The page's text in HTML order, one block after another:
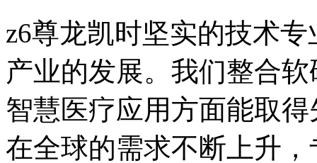
z6尊龙凯时坚实的技术
产业的发展。我们整合
智慧医疗应用方面能取
在全球的需求不断上升